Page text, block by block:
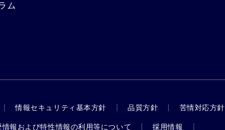
ム
情報セキュリティ基本方針 品質方針 苦情対応方針
情報および特性情報の利用等について 採用情報